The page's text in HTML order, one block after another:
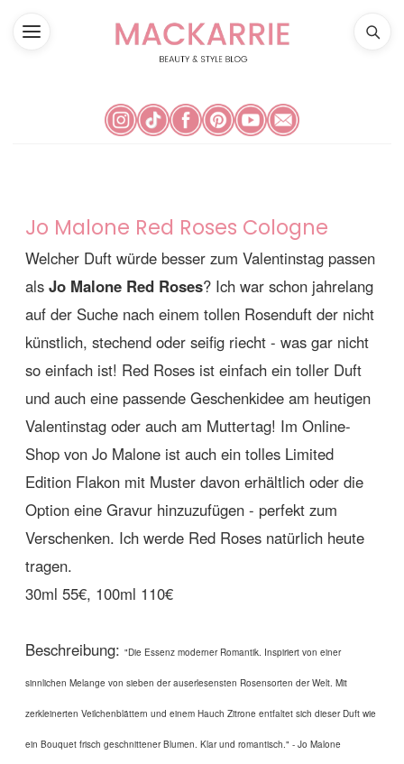
Jo Malone Red Roses Cologne
Welcher Duft würde besser zum Valentinstag passen
als Jo Malone Red Roses? Ich war schon jahrelang
auf der Suche nach einem tollen Rosenduft der nicht
künstlich, stechend oder seifig riecht - was gar nicht
so einfach ist! Red Roses ist einfach ein toller Duft
und auch eine passende Geschenkidee am heutigen
Valentinstag oder auch am Muttertag! Im Online-
Shop von Jo Malone ist auch ein tolles Limited
Edition Flakon mit Muster davon erhältlich oder die
Option eine Gravur hinzuzufügen - perfekt zum
Verschenken. Ich werde Red Roses natürlich heute
tragen.
30ml 55€, 100ml 110€
Beschreibung: "Die Essenz moderner Romantik. Inspiriert von einer
sinnlichen Melange von sieben der auserlesensten Rosensorten der Welt. Mit
zerkleinerten Veilchenblättern und einem Hauch Zitrone entfaltet sich dieser Duft wie
ein Bouquet frisch geschnittener Blumen. Klar und romantisch." - Jo Malone